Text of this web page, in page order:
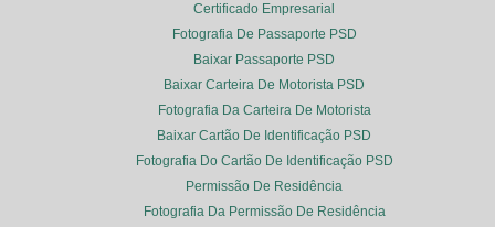
Certificado Empresarial
Fotografia De Passaporte PSD
Baixar Passaporte PSD
Baixar Carteira De Motorista PSD
Fotografia Da Carteira De Motorista
Baixar Cartão De Identificação PSD
Fotografia Do Cartão De Identificação PSD
Permissão De Residência
Fotografia Da Permissão De Residência